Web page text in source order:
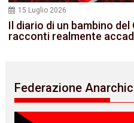
15 Luglio 2026
Il diario di un bambino
racconti realmente
Federazione